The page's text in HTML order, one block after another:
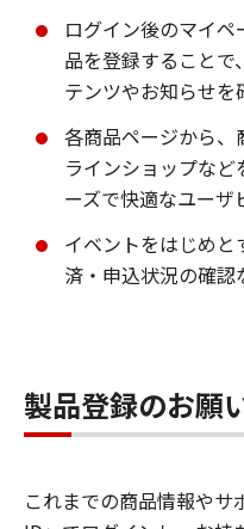
ログイン後のマイ
品を登録すること
テンツやお知らせを
各商品ページから、
ラインショップな
ーズで快適なユーザ
イベントをはじめ
済・申込状況の確
製品登録のお願
これまでの商品情報や